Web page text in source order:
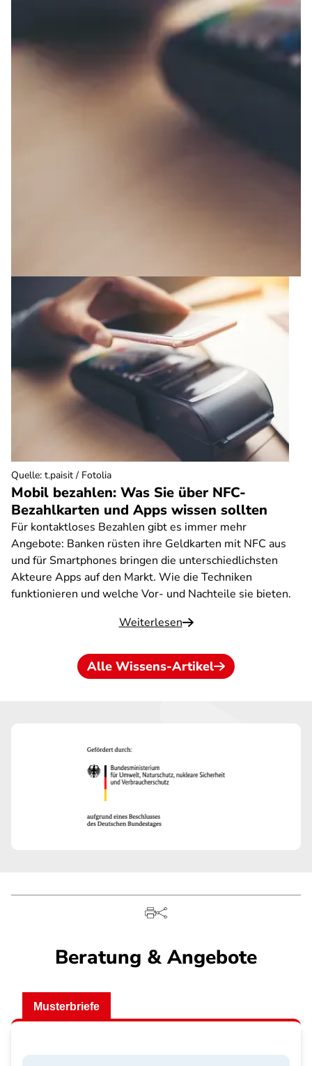
Mobil bezahlen: Was Sie über NFC-
Bezahlkarten und Apps wissen sollten
Für kontaktloses Bezahlen gibt es immer mehr
Angebote: Banken rüsten ihre Geldkarten mit NFC aus
und für Smartphones bringen die unterschiedlichsten
Akteure Apps auf den Markt. Wie die Techniken
funktionieren und welche Vor- und Nachteile sie bieten.
Weiterlesen
Quelle: t.paisit / Fotolia
Alle Wissens-Artikel
Beratung & Angebote
Musterbriefe